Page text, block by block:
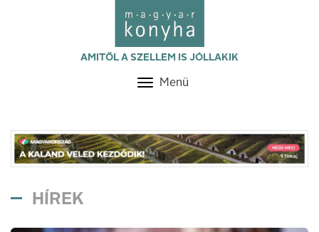
AMITŐL A SZELLEM IS JÓLLAKIK
Toggle
Menü
HÍREK